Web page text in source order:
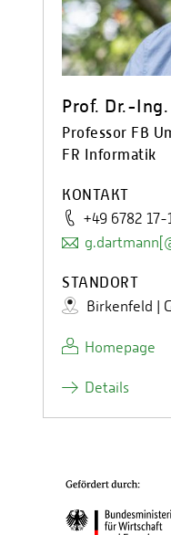
Prof. Dr.-
Professor FB
FR Informatik
KONTAKT
+49 6782 17-
STANDORT
Birkenfeld |
Homepage
Details